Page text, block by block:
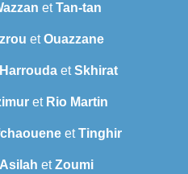
etTan-tan
etOuazzane
etSkhirat
et Rio Martin
etTinghir
Asilah etZoumi